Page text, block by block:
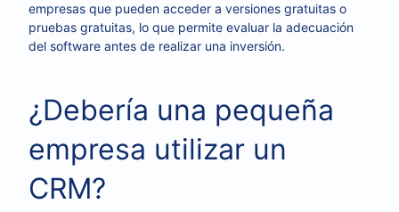
empresas que pueden acceder a versiones gratuitas o
pruebas gratuitas, lo que permite evaluar la adecuación
del software antes de realizar una inversión.
¿Debería una pequeña
empresa utilizar un
CRM?